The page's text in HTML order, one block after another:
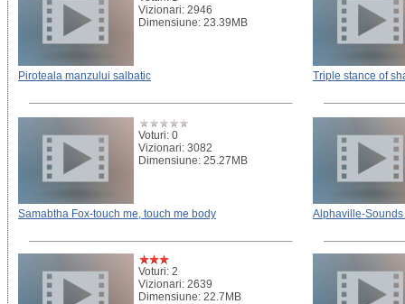
Vizionari: 2946
Dimensiune: 23.39MB
Piroteala manzului salbatic Triple stance of
Voturi: 0
Vizionari: 3082
Dimensiune: 25.27MB
Samabtha Fox-touch me, touch me body Alphaville-Sounds
Voturi: 2
Vizionari: 2639
Dimensiune: 22.7MB